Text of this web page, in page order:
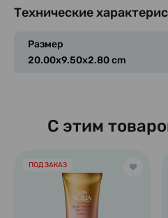
Технические
Размер
20.00x9.50x2.80 cm
С этим
ПОД ЗАКАЗ